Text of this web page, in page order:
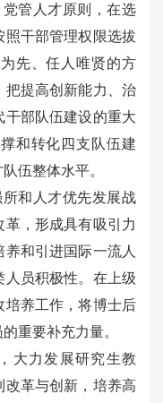
管人才原则，在选
照干部管理权限选拔
先、任人唯贤的方
把提高创新能力、治
部队伍建设的重大
和转化四支队伍建
伍整体水平。
和人才优先发展战
，形成具有吸引力
和引进国际一流人
人员积极性。在上级
培养工作，将博士后
重要补充力量。
大力发展研究生教
革与创新，培养高